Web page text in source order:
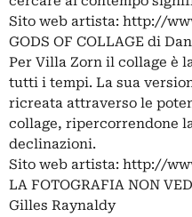
Sito web artista: http://
GODS OF COLLAGE di
Per Villa Zorn il collage è
tutti i tempi. La sua
ricreata attraverso le
collage, ripercorrendone
declinazioni.
Sito web artista: http://
LA FOTOGRAFIA NON
Gilles Raynaldy